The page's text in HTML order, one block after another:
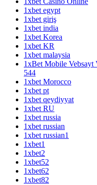
1xbet egypt
1xbet giriş
1xbet india
1xbet Korea
1xbet KR
1xbet malaysia
1xBet Mobile
544
1xbet Morocco
1xbet pt
1xbet qeydiyyat
1xbet RU
1xbet russia
1xbet russian
1xbet russian1
1xbet1
1xbet2
1xbet52
1xbet62
1xbet82